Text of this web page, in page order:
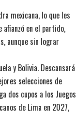
mexicana, lo que les
en el partido,
aunque sin lograr
y Bolivia. Descansará
selecciones de
dos cupos a los Juegos
de Lima en 2027,